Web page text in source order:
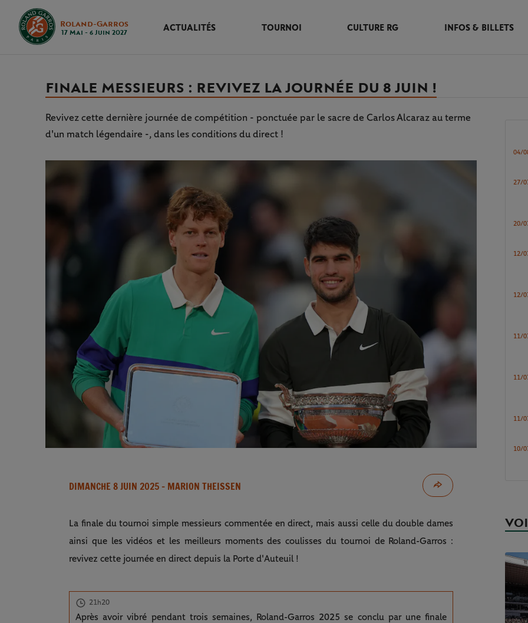
Roland-Garros
17 Mai - 6 Juin 2027
ACTUALITÉS TOURNOI CULTURE RG INFOS & BILLETS
FINALE MESSIEURS : REVIVEZ LA JOURNÉE DU 8 JUIN !
Revivez cette dernière journée de compétition - ponctuée par le sacre de Carlos Alcaraz au terme
d'un match légendaire -, dans les conditions du direct !
DIMANCHE 8 JUIN 2025 - MARION THEISSEN
La finale du tournoi simple messieurs commentée en direct, mais aussi celle du double dames
ainsi que les vidéos et les meilleurs moments des coulisses du tournoi de Roland-Garros :
revivez cette journée en direct depuis la Porte d'Auteuil !
21h20
Après avoir vibré pendant trois semaines, Roland-Garros 2025 se conclu par une finale
04/
27/
20/
12/
12/
11/
11/
11/
10/